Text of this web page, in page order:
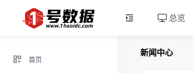
总览
首页
新闻中心